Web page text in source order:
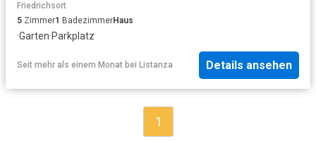
Friedrichsort
5 Zimmer1 BadezimmerHaus
·Garten·Parkplatz
Seit mehr als einem Monat bei Listanza Details ansehen
1